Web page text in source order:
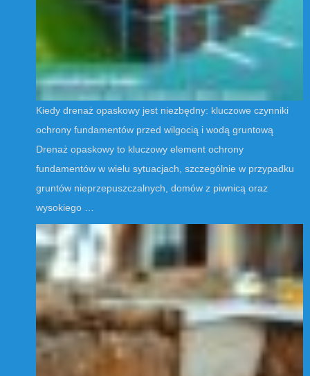
Kiedy drenaż opaskowy jest niezbędny: kluczowe czynniki
ochrony fundamentów przed wilgocią i wodą gruntową
Drenaż opaskowy to kluczowy element ochrony
fundamentów w wielu sytuacjach, szczególnie w przypadku
gruntów nieprzepuszczalnych, domów z piwnicą oraz
wysokiego …